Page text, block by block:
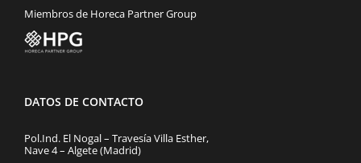
Miembros de Horeca Partner Group
DATOS DE CONTACTO
Pol.Ind. El Nogal – Travesía Villa Esther,
Nave 4 – Algete (Madrid)